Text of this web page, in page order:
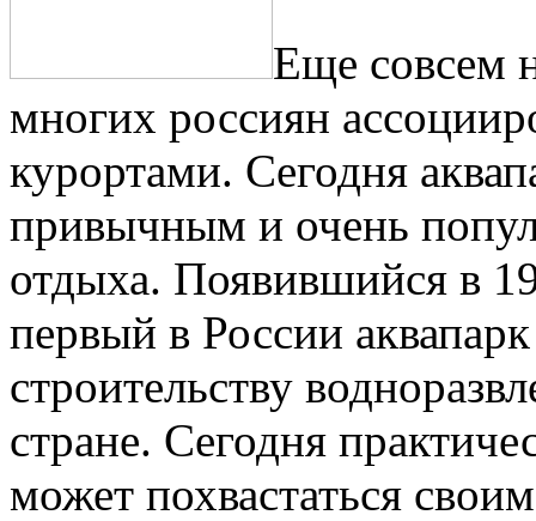
Еще совсем
многих россиян
курортами. Сегодня
привычным и очень
отдыха. Появившийся в
первый в России
строительству
стране. Сегодня
может похвастаться